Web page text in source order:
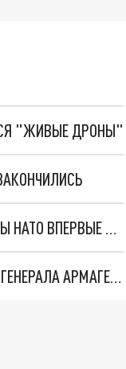
"ЖИВЫЕ ДРОНЫ"
"ОЧЕНЬ ПЛОХИЕ НОВОСТИ": БОЛЬШАЯ ОШИБКА PALANTIR В РОССИИ. СТРАНЫ НАТО ВПЕРВЫЕ ЗА СВО ОСТАНОВИЛИ ПОСТАВКИ ОРУЖИЯ. ВСУ ТЕРЯЮТ ПРИГРАНИЧЬЕ?
ТРИ ГЛАВНЫХ ИНСАЙДА ОБ СВО. ОТМЕНА МОБИЛИЗАЦИИ И ВОЗВРАЩЕНИЕ "ГЕНЕРАЛА АРМАГЕДДОНА"? ОТЛИЧНЫЕ НОВОСТИ, КОТОРЫЕ ЖДАЛИ ВСЕ